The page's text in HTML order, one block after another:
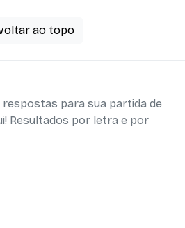
ao topo
para sua partida de
Resultados por letra e por